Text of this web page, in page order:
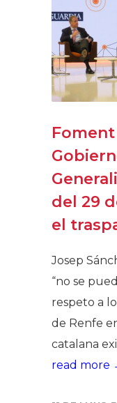
del 29
el
Josep
“no se
respeto a
de Renfe
catalana
read more